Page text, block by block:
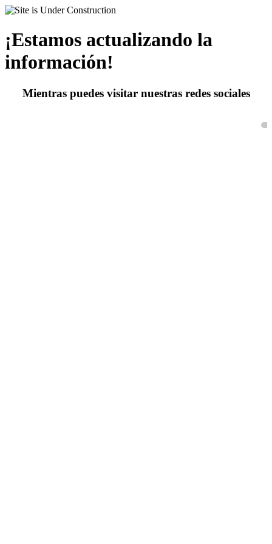
¡Estamos actualizando la
información!
Mientras puedes visitar nuestras redes sociales